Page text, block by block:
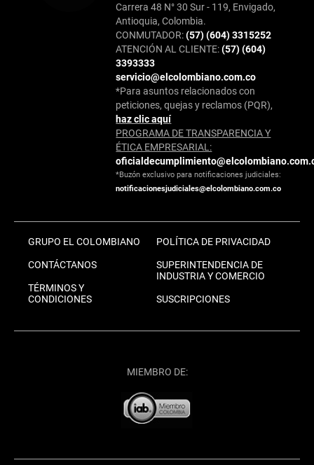
Carrera 48 N° 30 Sur - 119, Envigado,
Antioquia, Colombia.
CONMUTADOR:(57) (604) 3315252
ATENCIÓN AL CLIENTE:(57) (604)
3393333
servicio@elcolombiano.com.co
*Para asuntos relacionados con
peticiones, quejas y reclamos (PQR),
haz clic aquí
PROGRAMA DE TRANSPARENCIA Y
ÉTICA EMPRESARIAL:
*Buzón exclusivo para notificaciones judiciales:
notificacionesjudiciales@elcolombiano.com.co
GRUPO EL COLOMBIANO
CONTÁCTANOS
TÉRMINOS Y
CONDICIONES
POLÍTICA DE PRIVACIDAD
SUPERINTENDENCIA DE
INDUSTRIA Y COMERCIO
SUSCRIPCIONES
MIEMBRO DE: